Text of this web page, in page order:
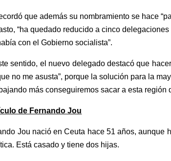
que además su nombramiento se hace
“ha quedado reducido a cinco
con el Gobierno socialista”.
sentido, el nuevo delegado destacó que
no me asusta”, porque la solución para la
más conseguiremos sacar a esta
de Fernando Jou
Jou nació en Ceuta hace 51 años, aunque
Está casado y tiene dos hijas.